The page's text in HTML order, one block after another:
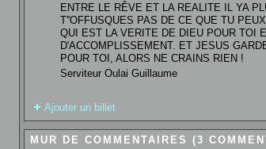
ENTRE LE RÊVE ET LA REALITE IL YA
T''OFFUSQUES PAS DE CE QUE TU
QUI EST LA VERITE DE DIEU POUR TOI
D'ACCOMPLISSEMENT. ET JESUS
POUR TOI, ALORS NE CRAINS RIEN !
Serviteur Oulai Guillaume
Ajouter un billet
MUR DE COMMENTAIRES (3